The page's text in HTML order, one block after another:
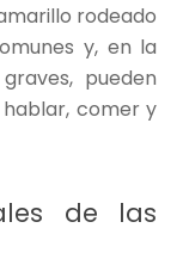
rodeado
y, en la
pueden
comer y
de las